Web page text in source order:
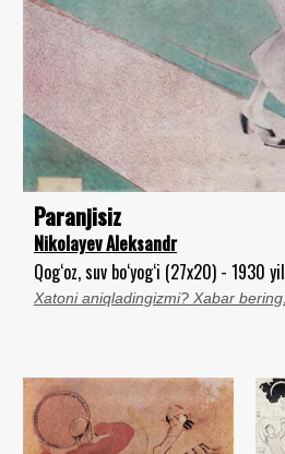
Paranjisiz
Nikolayev Aleksandr
Qog‘oz, suv bo‘yog‘i (27x20) - 1930 yil
Xatoni aniqladingizmi? Xabar bering.